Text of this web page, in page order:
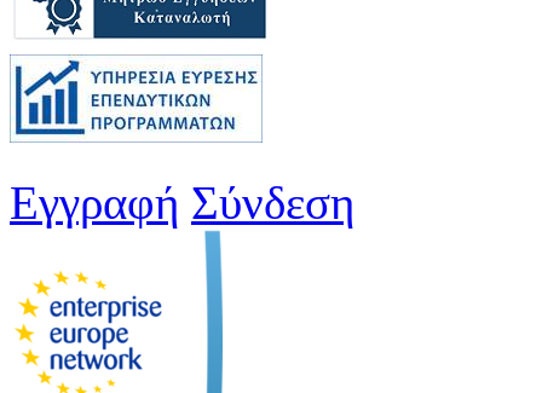
Εγγραφή Σύνδεση